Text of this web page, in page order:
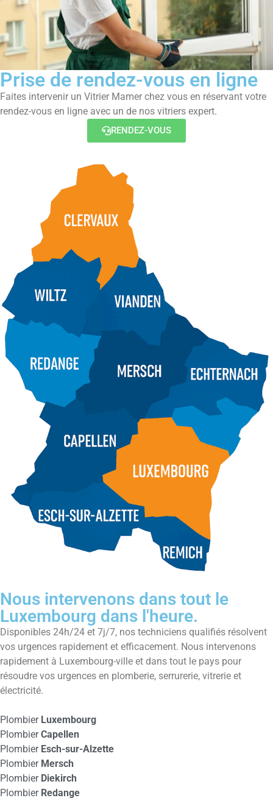
Prise de rendez-vous en ligne
Faites intervenir un Vitrier Mamer chez vous en réservant votre
rendez-vous en ligne avec un de nos vitriers expert.
RENDEZ-VOUS
Nous intervenons dans tout le
Luxembourg dans l'heure.
Disponibles 24h/24 et 7j/7, nos techniciens qualifiés résolvent
vos urgences rapidement et efficacement. Nous intervenons
rapidement à Luxembourg-ville et dans tout le pays pour
résoudre vos urgences en plomberie, serrurerie, vitrerie et
électricité.
Plombier Luxembourg
PlombierCapellen
Plombier Esch-sur-Alzette
Plombier Mersch
Plombier Diekirch
Plombier Redange